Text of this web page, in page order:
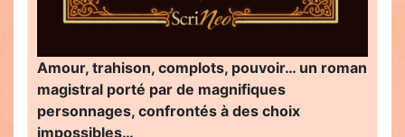
Amour, trahison, complots, pouvoir… un roman
magistral porté par de magnifiques
personnages, confrontés à des choix
impossibles…